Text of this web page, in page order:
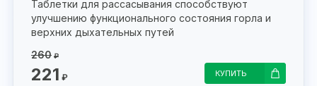
Таблетки для рассасывания способствуют
улучшению функционального состояния горла и
верхних дыхательных путей
260 ₽
221 ₽ КУПИТЬ